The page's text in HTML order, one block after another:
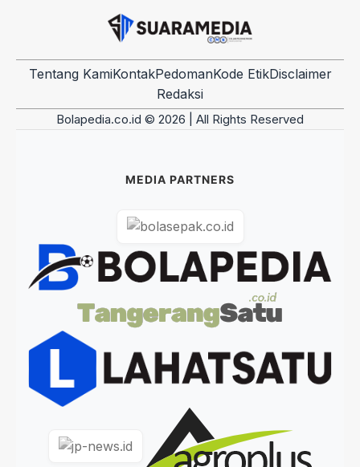
Tentang KamiKontakPedomanKode EtikDisclaimer
Redaksi
Bolapedia.co.id © 2026 | All Rights Reserved
MEDIA PARTNERS